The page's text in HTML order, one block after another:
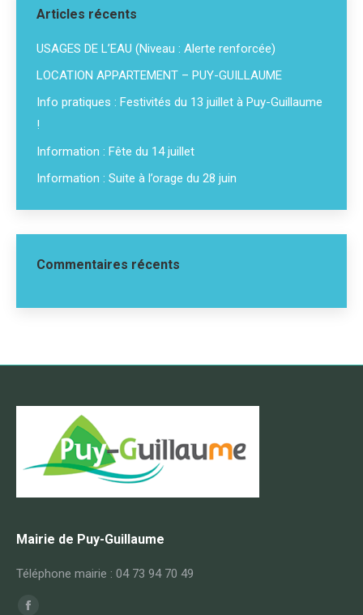
Articles récents
USAGES DE L’EAU (Niveau : Alerte renforcée)
LOCATION APPARTEMENT – PUY-GUILLAUME
Info pratiques : Festivités du 13 juillet à Puy-Guillaume
!
Information : Fête du 14 juillet
Information : Suite à l’orage du 28 juin
Commentaires récents
Mairie de Puy-Guillaume
Téléphone mairie : 04 73 94 70 49
Trouvez nous sur :